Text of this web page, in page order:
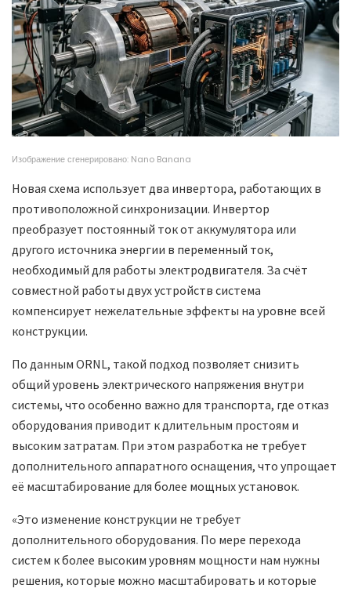
Изображение сгенерировано: Nano Banana
Новая схема использует два инвертора, работающих в
противоположной синхронизации. Инвертор
преобразует постоянный ток от аккумулятора или
другого источника энергии в переменный ток,
необходимый для работы электродвигателя. За счёт
совместной работы двух устройств система
компенсирует нежелательные эффекты на уровне всей
конструкции.
По данным ORNL, такой подход позволяет снизить
общий уровень электрического напряжения внутри
системы, что особенно важно для транспорта, где отказ
оборудования приводит к длительным простоям и
высоким затратам. При этом разработка не требует
дополнительного аппаратного оснащения, что упрощает
её масштабирование для более мощных установок.
«Это изменение конструкции не требует
дополнительного оборудования. По мере перехода
систем к более высоким уровням мощности нам нужны
решения, которые можно масштабировать и которые